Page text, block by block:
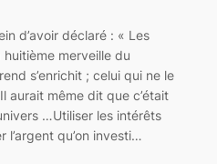
d’avoir déclaré : « Les
merveille du
s’enrichit ; celui qui ne le
aurait même dit que c’était
…Utiliser les intérêts
l’argent qu’on investi…